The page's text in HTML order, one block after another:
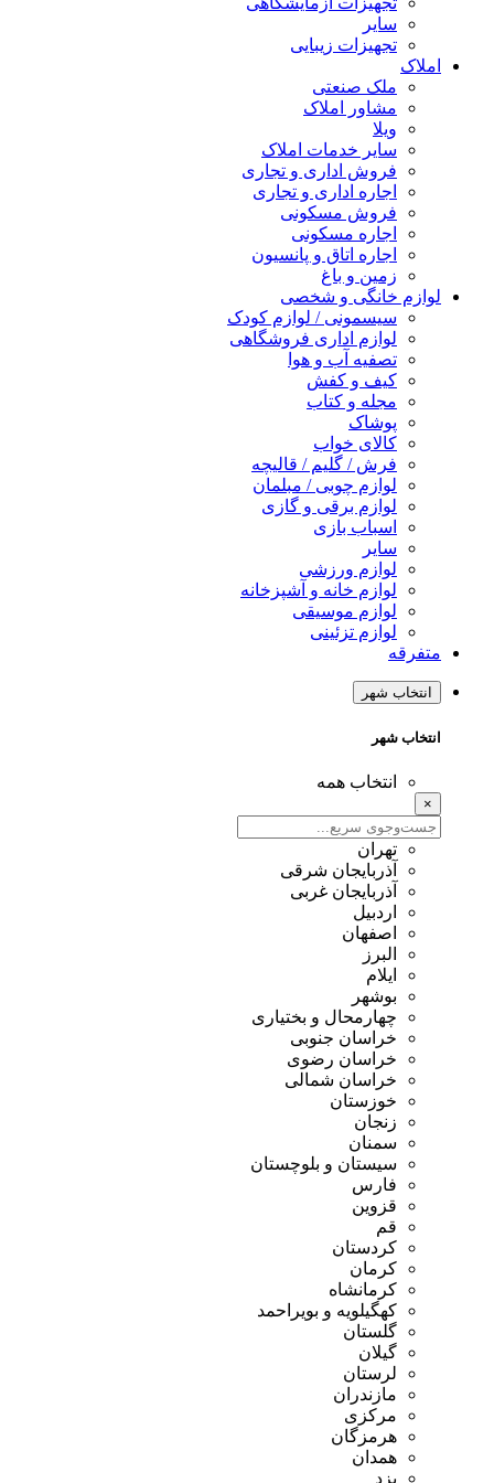
سایر
تجهیزات زیبایی
املاک
ملک صنعتی
مشاور املاک
ویلا
سایر خدمات املاک
فروش اداری و تجاری
اجاره اداری و تجاری
فروش مسکونی
اجاره مسکونی
اجاره اتاق و پانسیون
زمین و باغ
لوازم خانگی و شخصی
سیسمونی / لوازم کودک
لوازم اداری فروشگاهی
تصفیه آب و هوا
کیف و کفش
مجله و کتاب
پوشاک
کالای خواب
فرش / گلیم / قالیچه
لوازم چوبی / مبلمان
لوازم برقی و گازی
اسباب بازی
سایر
لوازم ورزشی
لوازم خانه و آشپزخانه
لوازم موسیقی
لوازم تزئینی
متفرقه
انتخاب شهر
انتخاب شهر
انتخاب همه
تهران
آذربایجان شرقی
آذربایجان غربی
اردبیل
اصفهان
البرز
ایلام
بوشهر
چهارمحال و بختیاری
خراسان جنوبی
خراسان رضوی
خراسان شمالی
خوزستان
زنجان
سمنان
سیستان و بلوچستان
فارس
قزوین
قم
کردستان
کرمان
کرمانشاه
کهگیلویه و بویراحمد
گلستان
گیلان
لرستان
مازندران
مرکزی
هرمزگان
همدان
یزد